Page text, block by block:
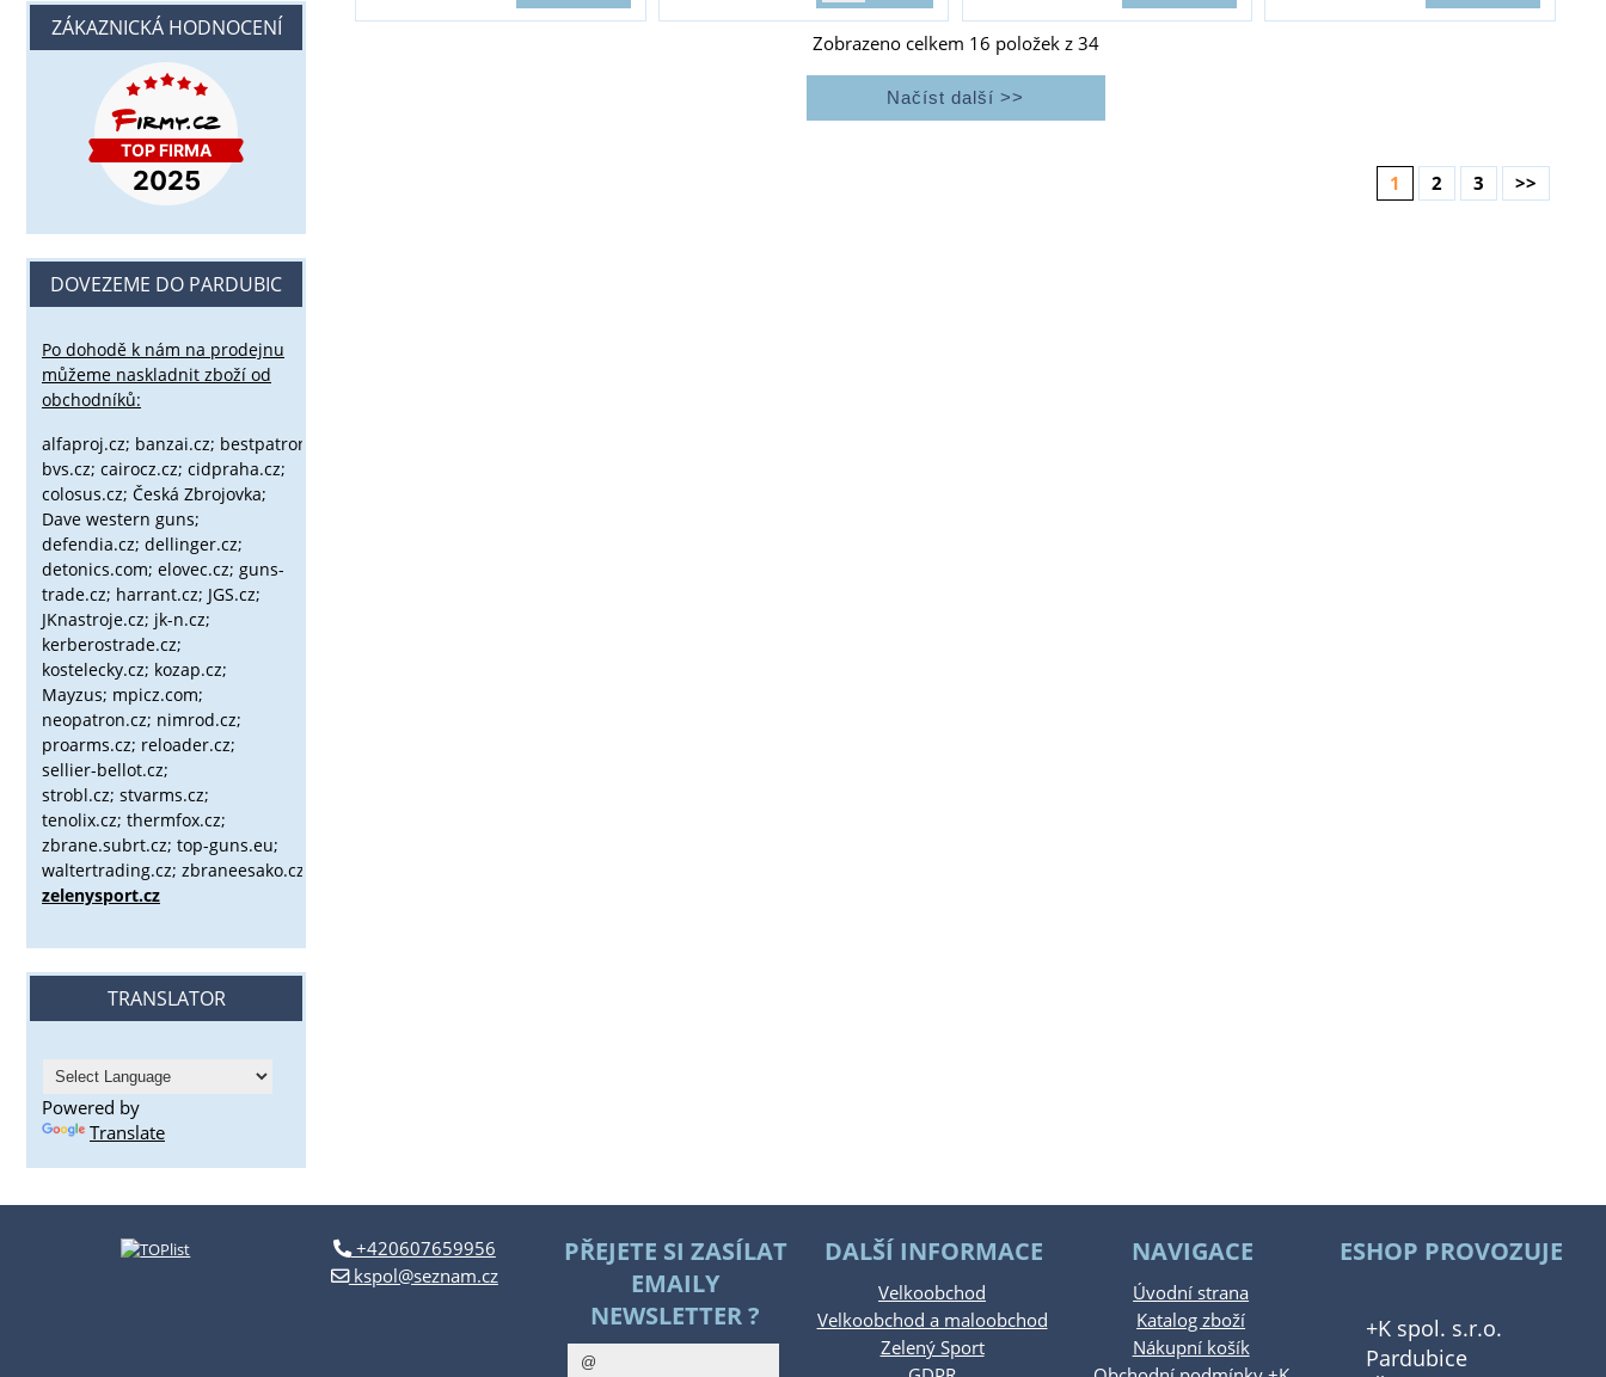
Zobrazeno celkem 16 položek z34
1 2 3 >>
ZÁKAZNICKÁ HODNOCENÍ
DOVEZEME DO PARDUBIC
Po dohodě k nám na prodejnu
můžeme naskladnit zboží od
obchodníků:
alfaproj.cz; banzai.cz; bestpatron.eu;
bvs.cz; cairocz.cz; cidpraha.cz;
colosus.cz; Česká Zbrojovka;
Dave western guns;
defendia.cz; dellinger.cz;
detonics.com; elovec.cz; guns-
trade.cz; harrant.cz; JGS.cz;
JKnastroje.cz; jk-n.cz;
kerberostrade.cz;
kostelecky.cz; kozap.cz;
Mayzus; mpicz.com;
neopatron.cz; nimrod.cz;
proarms.cz; reloader.cz;
sellier-bellot.cz;
strobl.cz; stvarms.cz;
tenolix.cz; thermfox.cz;
zbrane.subrt.cz; top-guns.eu;
waltertrading.cz; zbraneesako.cz;
zelenysport.cz
TRANSLATOR
Powered by
Translate
+420607659956
kspol@seznam.cz
PŘEJETE SI ZASÍLAT
EMAILY
NEWSLETTER ?
DALŠÍ INFORMACE
Velkoobchod
Velkoobchod a maloobchod
Zelený Sport
NAVIGACE
Úvodní strana
Katalog zboží
Nákupní košík
ESHOP PROVOZUJE
+K spol. s.r.o.
Pardubice